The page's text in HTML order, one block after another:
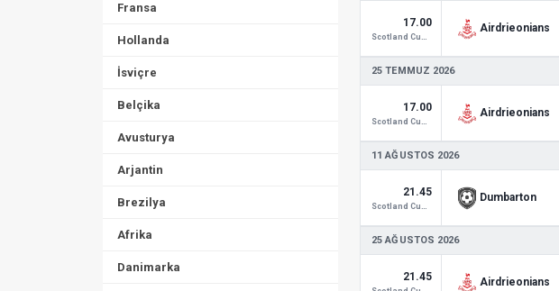
Fransa
Hollanda
İsviçre
Belçika
Avusturya
Arjantin
Brezilya
Afrika
Danimarka
17.00 Airdrieonians
25 TEMMUZ 2026
17.00 Airdrieonians
11 AĞUSTOS 2026
21.45 Dumbarton
25 AĞUSTOS 2026
21.45 Airdrieonians